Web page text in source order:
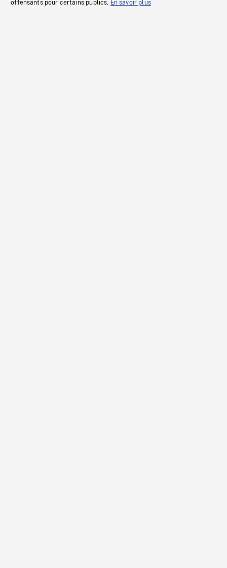
offensants pour certains publics. En savoir plus